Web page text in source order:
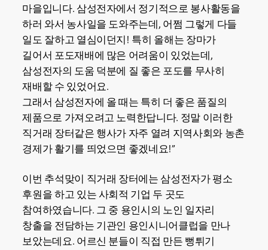
마을입니다. 삼성전자에서 정기적으로 봉사활동을
하러 와서 농사일을 도와주는데, 어쩜 그렇게 다들
일도 잘하고 열심이던지! 특히 올해는 장마가
길어서 포도재배에 많은 어려움이 있었는데,
삼성전자의 도움 덕분에 질 좋은 포도를 무사히
재배할 수 있었어요.
그래서 삼성전자에 올 때는 특히 더 좋은 품질의
제품으로 가져오려고 노력한답니다. 정말 이러한
직거래 장터같은 행사가 자주 열려 지역사회와 농촌
경제가 활기를 띄었으면 좋겠네요!”
이번 추석맞이 직거래 장터에는 삼성전자가 평소
후원을 하고 있는 사회적 기업 두 곳도
참여하였습니다. 그 중 용인시의 노인 일자리
창출을 전담하는 기관인 용인시니어클럽을 만나
보았는데요. 어르신 분들이 직접 만든 뻥튀기